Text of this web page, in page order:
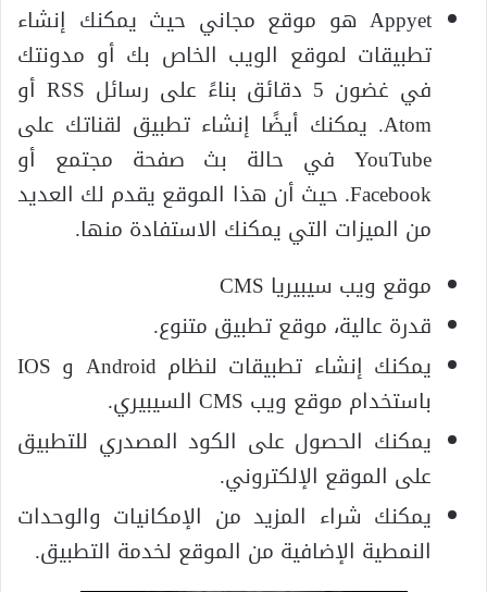
Appyet هو موقع مجاني حيث يمكنك إنشاء
تطبيقات لموقع الويب الخاص بك أو مدونتك
في غضون 5 دقائق بناءً على رسائل RSS أو
Atom. يمكنك أيضًا إنشاء تطبيق لقناتك على
YouTube في حالة بث صفحة مجتمع أو
Facebook. حيث أن هذا الموقع يقدم لك العديد
من الميزات التي يمكنك الاستفادة منها.
موقع ويب سيبيريا CMS
قدرة عالية، موقع تطبيق متنوع.
يمكنك إنشاء تطبيقات لنظام Android و IOS
باستخدام موقع ويب CMS السيبيري.
يمكنك الحصول على الكود المصدري للتطبيق
على الموقع الإلكتروني.
يمكنك شراء المزيد من الإمكانيات والوحدات
النمطية الإضافية من الموقع لخدمة التطبيق.